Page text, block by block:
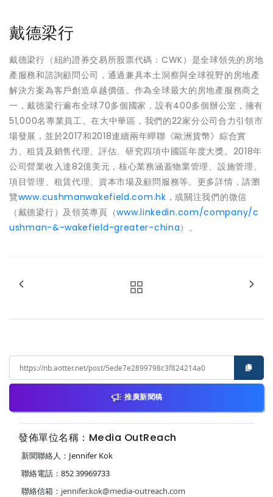
戴德梁行
戴德梁行（紐約證券交易所股票代碼：CWK）是全球領先的房地
產服務和諮詢顧問公司，通過兼具本土洞察與全球視野的房地產
解決方案為客戶創造卓越價值。作為全球最大的房地產服務商之
一，戴德梁行遍布全球70多個國家，設有400多個辦公室，擁有
51,000名專業員工。在大中華區，我們的22家分公司合力引領市
場發展，並於2017和2018連續兩年蟬聯《歐洲貨幣》綜合實
力、租賃及銷售代理、評估、研究四項中國區年度大獎。2018年
公司營業收入達82億美元，核心業務涵蓋物業管理、設施管理、
項目管理、租賃代理、資本市場及顧問服務等。更多詳情，請瀏
覽www.cushmanwakefield.com.hk ，或關注我們的微信
（戴德梁行）及領英專頁（www.linkedin.com/company/c
ushman-&-wakefield-greater-china）。
推廣新聞稿
發佈單位名稱：Media OutReach
新聞聯絡人：Jennifer Kok
聯絡電話：852 39969733
聯絡信箱： jennifer.kok@media-outreach.com